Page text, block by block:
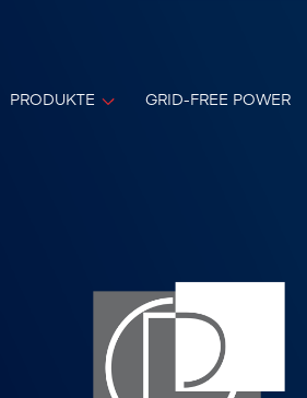
PRODUKTE GRID-FREE POWER